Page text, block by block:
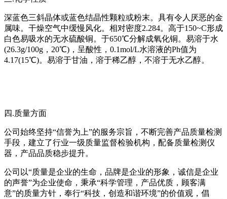
深蓝色三斜晶体或蓝色结晶性颗粒或粉末。具有令人厌恶的金
属味。干燥空气中缓慢风化。相对密度2.284。高于150~C形成
白色易吸水的无水硫酸铜。于650℃分解成氧化铜。易溶于水
(26.3g/100g，20℃)，呈酸性，0.1mol/L水溶液的Ph值为
4.17(15℃)。易溶于甘油，溶于稀乙醇，不溶于无水乙醇。
四.质量方面
公司始终坚持“信誉为上”的服务宗旨，不断完善产品质量检测
手段，建立了行业一级质量监督检验机构，配备质量检测仪
器，产品品质稳步提升。
公司以“质量是企业的生命，品牌是企业的形象，诚信是企业
的声誉”为企业使命，秉承“科学管理，产品优质，顾客满
意”的质量方针，奉行“科技，创造和谐环境”的价值观，倡